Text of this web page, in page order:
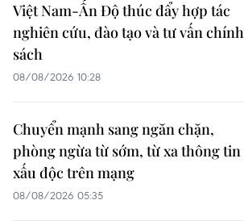
Việt Nam-Ấn Độ thúc đẩy hợp tác
nghiên cứu, đào tạo và tư vấn chính
sách
08/08/2026 10:28
Chuyển mạnh sang ngăn chặn,
phòng ngừa từ sớm, từ xa thông tin
xấu độc trên mạng
08/08/2026 05:35